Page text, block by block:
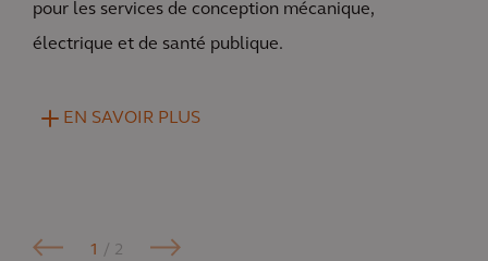
pour les services de conception mécanique,
électrique et de santé publique.
EN SAVOIR PLUS
1 / 2